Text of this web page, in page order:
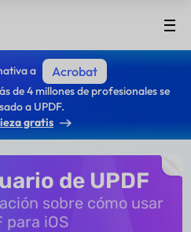
a Acrobat
de 4 millones de profesionales se
a UPDF.
gratis
de UPDF
sobre cómo usar
para iOS